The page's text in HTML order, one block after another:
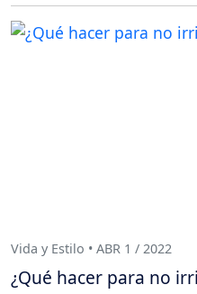
Vida y Estilo • ABR 1 / 2022
¿Qué hacer para no